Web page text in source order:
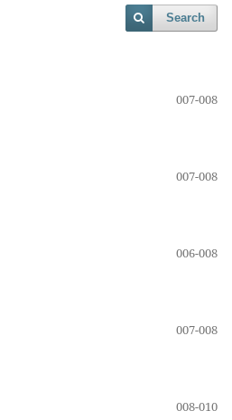
Search
007-008
007-008
006-008
007-008
008-010